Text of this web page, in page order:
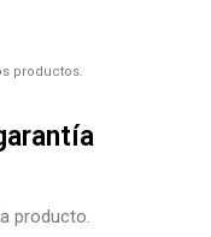
productos.
producto.